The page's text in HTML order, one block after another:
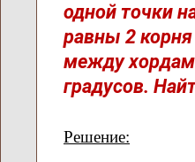
одной точки
равны 2
между
градусов.
Решение: